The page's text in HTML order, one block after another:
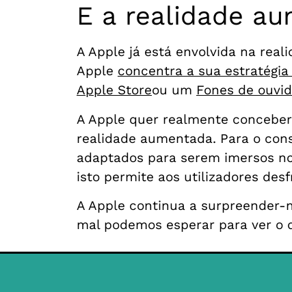
E a realidade
A Apple já está envolvida na
Apple concentra a sua
Apple Storeou um Fones de
A Apple quer realmente
realidade aumentada. Para o
adaptados para serem imersos
isto permite aos utilizadores
A Apple continua a surpreender-
mal podemos esperar para ver o